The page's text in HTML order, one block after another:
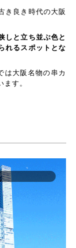
き良き時代の大阪
しと立ち並ぶ色と
れるスポットとな
は大阪名物の串カ
す。